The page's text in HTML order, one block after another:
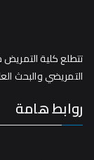
تتطلع كلية
التمريضي والبحث
روابط هامة